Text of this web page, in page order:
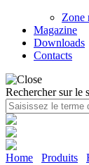
Zone
Magazine
Downloads
Contacts
Rechercher sur le
Home Produits